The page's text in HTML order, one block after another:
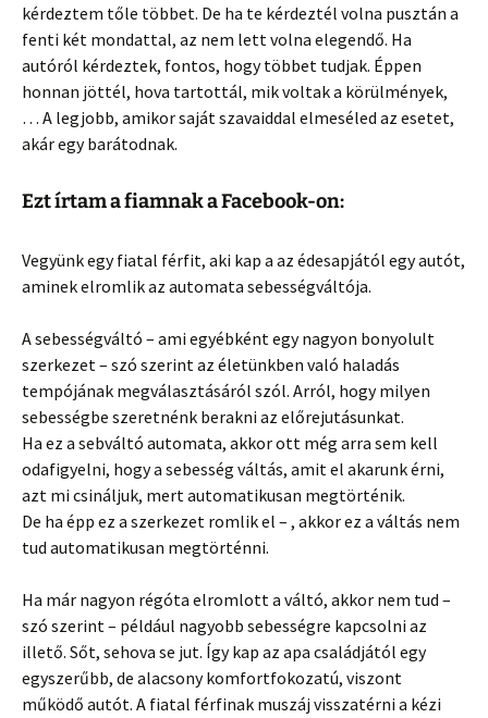
kérdeztem tőle többet. De ha te kérdeztél volna pusztán a
fenti két mondattal, az nem lett volna elegendő. Ha
autóról kérdeztek, fontos, hogy többet tudjak. Éppen
honnan jöttél, hova tartottál, mik voltak a körülmények,
… A legjobb, amikor saját szavaiddal elmeséled az esetet,
akár egy barátodnak.
Ezt írtam a fiamnak a Facebook-on:
Vegyünk egy fiatal férfit, aki kap a az édesapjától egy autót,
aminek elromlik az automata sebességváltója.
A sebességváltó – ami egyébként egy nagyon bonyolult
szerkezet – szó szerint az életünkben való haladás
tempójának megválasztásáról szól. Arról, hogy milyen
sebességbe szeretnénk berakni az előrejutásunkat.
Ha ez a sebváltó automata, akkor ott még arra sem kell
odafigyelni, hogy a sebesség váltás, amit el akarunk érni,
azt mi csináljuk, mert automatikusan megtörténik.
De ha épp ez a szerkezet romlik el – , akkor ez a váltás nem
tud automatikusan megtörténni.
Ha már nagyon régóta elromlott a váltó, akkor nem tud –
szó szerint – például nagyobb sebességre kapcsolni az
illető. Sőt, sehova se jut. Így kap az apa családjától egy
egyszerűbb, de alacsony komfortfokozatú, viszont
működő autót. A fiatal férfinak muszáj visszatérni a kézi